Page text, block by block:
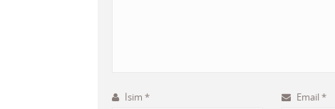
İsim * Email *